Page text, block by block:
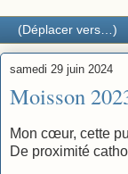
samedi 29 juin 2024
Moisson
Mon cœur, cette
De proximité